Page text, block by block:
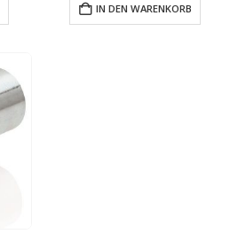
IN DEN WARENKORB